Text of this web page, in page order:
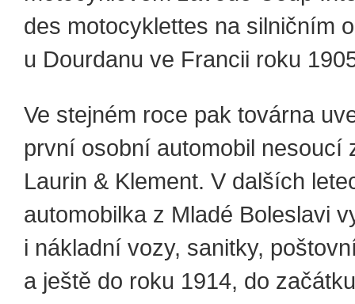
des motocyklettes na silničním
u Dourdanu ve Francii roku
Ve stejném roce pak továrna
první osobní automobil nesoucí
Laurin & Klement. V dalších
automobilka z Mladé Boleslavi
i nákladní vozy, sanitky,
a ještě do roku 1914, do